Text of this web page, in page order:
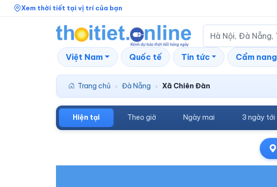
Xem thời tiết tại vị trí của bạn
Việt Nam Quốc tế Tin tức Cẩm nang
Trang chủ › Đà Nẵng › Xã Chiên Đàn
Hiện tại Theo giờ Ngày mai 3 ngày tới